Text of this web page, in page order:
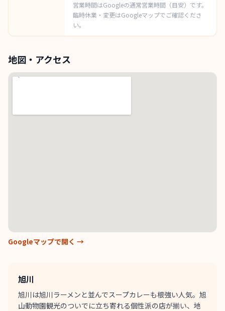
営業時間はGoogleの通常営業時間（目安）です。
臨時休業・変更はGoogleマップでご確認くださ
い。
地図・アクセス
Googleマップで開く →
旭川
旭川は旭川ラーメンと並んでスープカレーも根強い人気。旭
山動物園観光のついでに立ち寄れる個性派の店が揃い、地